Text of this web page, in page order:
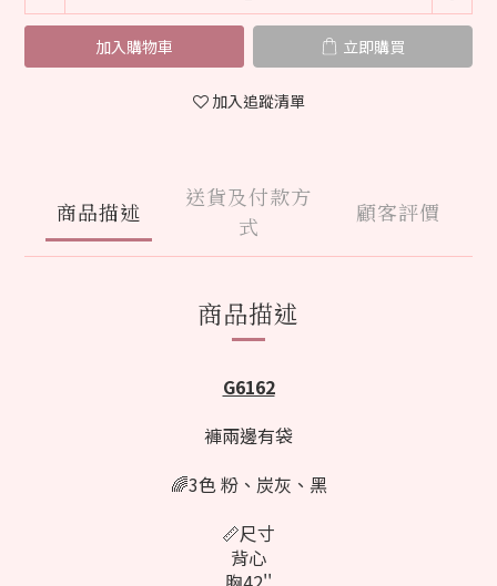
加入購物車 立即購買
加入追蹤清單
商品描述
送貨及付款方
式
顧客評價
商品描述
G6162
褲兩邊有袋
🌈3色 粉、炭灰、黑
📏尺寸
背心